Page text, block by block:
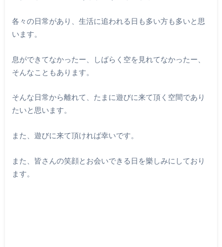
各々の日常があり、生活に追われる日も多い方も多いと思
います。
息ができてなかったー、しばらく空を見れてなかったー、
そんなこともあります。
そんな日常から離れて、たまに遊びに来て頂く空間であり
たいと思います。
また、遊びに来て頂ければ幸いです。
また、皆さんの笑顔とお会いできる日を樂しみにしており
ます。